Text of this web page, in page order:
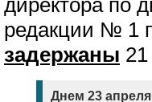
директора по
редакции № 1
задержаны
Днем 23